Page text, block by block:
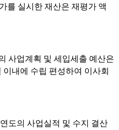
를 실시한 재산은 재평가 액
사업계획 및 세입세출 예산은
이내에 수립 편성하여 이사회
도의 사업실적 및 수지 결산